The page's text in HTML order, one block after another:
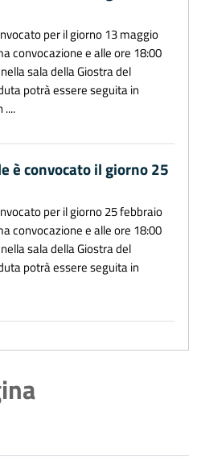
per il giorno 13 maggio
convocazione e alle ore 18:00
sala della Giostra del
potrà essere seguita in
è convocato il giorno 25
per il giorno 25 febbraio
convocazione e alle ore 18:00
sala della Giostra del
potrà essere seguita in